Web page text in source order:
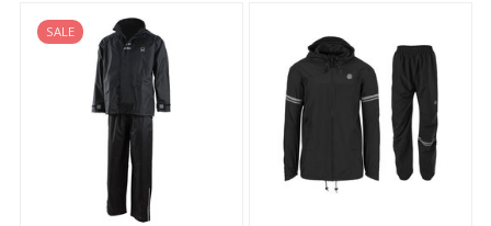
SALE